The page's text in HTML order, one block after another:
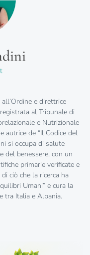
e direttrice
al Tribunale di
e Nutrizionale
autrice de “Il Codice del
si occupa di salute
del benessere, con un
primarie verificate e
ciò che la ricerca ha
Umani” e cura la
tra Italia e Albania.